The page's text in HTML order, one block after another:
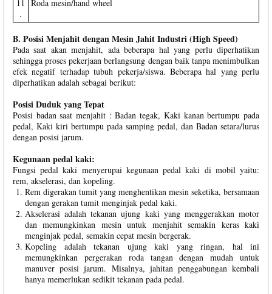
11
.
Roda mesin/hand wheel
B. Posisi Menjahit dengan Mesin Jahit Industri (High Speed)
Pada saat akan menjahit, ada beberapa hal yang perlu diperhatikan
sehingga proses pekerjaan berlangsung dengan baik tanpa menimbulkan
efek negatif terhadap tubuh pekerja/siswa. Beberapa hal yang perlu
diperhatikan adalah sebagai berikut:
Posisi Duduk yang Tepat
Posisi badan saat menjahit : Badan tegak, Kaki kanan bertumpu pada
pedal, Kaki kiri bertumpu pada samping pedal, dan Badan setara/lurus
dengan posisi jarum.
Kegunaan pedal kaki:
Fungsi pedal kaki menyerupai kegunaan pedal kaki di mobil yaitu:
rem, akselerasi, dan kopeling.
Rem digerakan tumit yang menghentikan mesin seketika, bersamaan
dengan gerakan tumit menginjak pedal kaki.
Akselerasi adalah tekanan ujung kaki yang menggerakkan motor
dan memungkinkan mesin untuk menjahit semakin keras kaki
menginjak pedal, semakin cepat mesin bergerak.
Kopeling adalah tekanan ujung kaki yang ringan, hal ini
memungkinkan pergerakan roda tangan dengan mudah untuk
manuver posisi jarum. Misalnya, jahitan penggabungan kembali
hanya memerlukan sedikit tekanan pada pedal.